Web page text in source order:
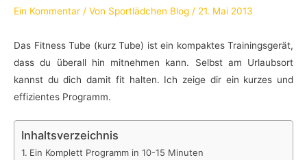
Ein Kommentar / Von Sportlädchen Blog / 21. Mai 2013
Das Fitness Tube (kurz Tube) ist ein kompaktes Trainingsgerät,
dass du überall hin mitnehmen kann. Selbst am Urlaubsort
kannst du dich damit fit halten. Ich zeige dir ein kurzes und
effizientes Programm.
Inhaltsverzeichnis
Ein Komplett Programm in 10-15 Minuten